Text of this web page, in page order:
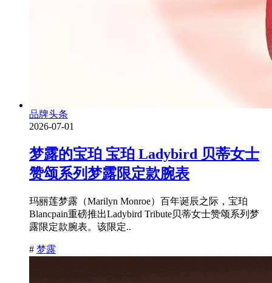
品牌头条
2026-07-01
梦露的宝珀 宝珀 Ladybird 贝蒂女士
赞颂系列梦露限定款腕表
玛丽莲梦露（Marilyn Monroe）百年诞辰之际，宝珀
Blancpain重磅推出Ladybird Tribute贝蒂女士赞颂系列梦
露限定款腕表。该限定..
# 梦露